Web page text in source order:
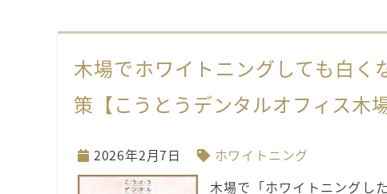
木場でホワイトニングしても白
策【こうとうデンタルオフィス木場
2026年2月7日
ホワイトニング
木場で「ホワイトニングし